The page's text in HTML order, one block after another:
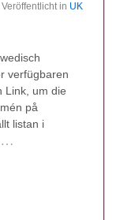
Veröffentlicht in UK
verfügbaren
Link, um die
på
listan i
…